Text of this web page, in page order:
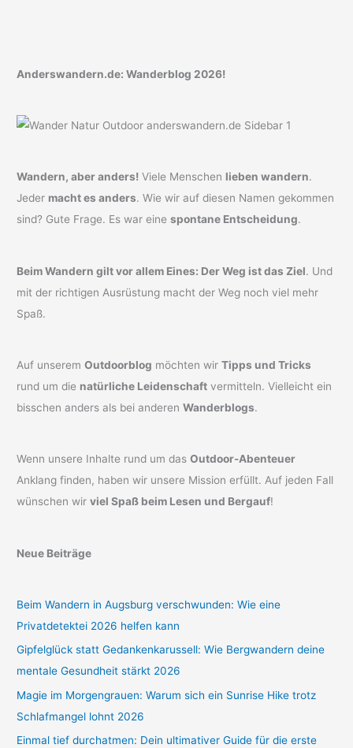
Anderswandern.de: Wanderblog 2026!
Wandern, aber anders! Viele Menschen lieben wandern.
Jeder macht es anders. Wie wir auf diesen Namen gekommen
sind? Gute Frage. Es war einespontane Entscheidung.
Beim Wandern gilt vor allem Eines: Der Weg ist das Ziel. Und
mit der richtigen Ausrüstung macht der Weg noch viel mehr
Spaß.
Auf unseremOutdoorblog möchten wirTipps und Tricks
rund um die natürliche Leidenschaft vermitteln. Vielleicht ein
bisschen anders als bei anderenWanderblogs.
Wenn unsere Inhalte rund um dasOutdoor-Abenteuer
Anklang finden, haben wir unsere Mission erfüllt. Auf jeden Fall
wünschen wirviel Spaß beim Lesen und Bergauf!
Neue Beiträge
Beim Wandern in Augsburg verschwunden: Wie eine
Privatdetektei 2026 helfen kann
Gipfelglück statt Gedankenkarussell: Wie Bergwandern deine
mentale Gesundheit stärkt 2026
Magie im Morgengrauen: Warum sich ein Sunrise Hike trotz
Schlafmangel lohnt 2026
Einmal tief durchatmen: Dein ultimativer Guide für die erste